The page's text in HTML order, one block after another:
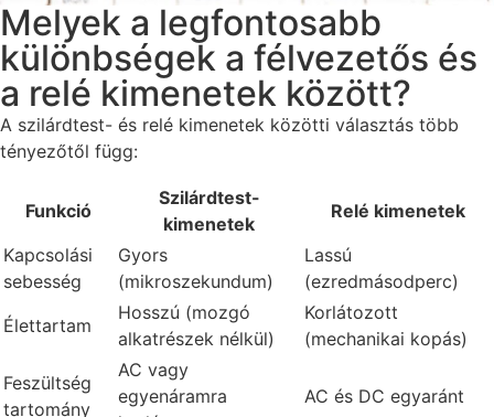
Melyek a legfontosabb
különbségek a félvezetős és
a relé kimenetek között?
A szilárdtest- és relé kimenetek közötti választás több
tényezőtől függ:
Funkció
Szilárdtest-
kimenetek
Relé kimenetek
Kapcsolási
sebesség
Gyors
(mikroszekundum)
Lassú
(ezredmásodperc)
Élettartam
Hosszú (mozgó
alkatrészek nélkül)
Korlátozott
(mechanikai kopás)
Feszültség
tartomány
AC vagy
egyenáramra
AC és DC egyaránt